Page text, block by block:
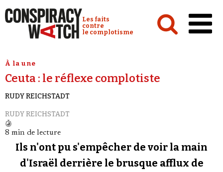
Conspiracy Watch :
Les faits
contre
le complotisme
Analyses
Conspipédia
Vidéos
Revues de presse
À la une
Ceuta : le réflexe complotiste
RUDY REICHSTADT
RUDY REICHSTADT
8 min de lecture
Ils n'ont pu s'empêcher de voir la main
d'Israël derrière le brusque afflux de